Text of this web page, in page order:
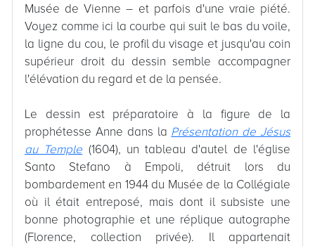
Musée de Vienne – et parfois d'une vraie piété.
Voyez comme ici la courbe qui suit le bas du voile,
la ligne du cou, le profil du visage et jusqu'au coin
supérieur droit du dessin semble accompagner
l'élévation du regard et de la pensée.
Le dessin est préparatoire à la figure de la
prophétesse Anne dans la Présentation de Jésus
au Temple (1604), un tableau d'autel de l'église
Santo Stefano à Empoli, détruit lors du
bombardement en 1944 du Musée de la Collégiale
où il était entreposé, mais dont il subsiste une
bonne photographie et une réplique autographe
(Florence, collection privée). Il appartenait